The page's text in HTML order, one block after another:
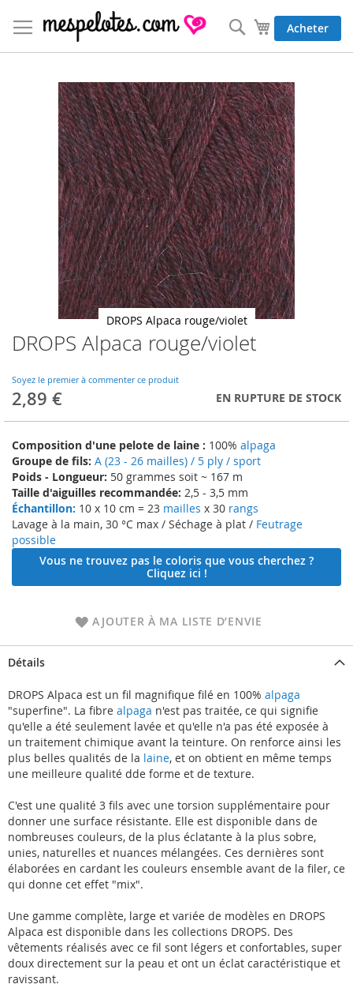
au
contenu
Mon panier
Acheter
Rechercher
DROPS Alpaca rouge/violet
Soyez le premier à commenter ce produit
2,89 € EN RUPTURE DE STOCK
Composition d'une pelote de laine : 100% alpaga
Groupe de fils: A (23 - 26 mailles) / 5 ply / sport
Poids - Longueur: 50 grammes soit ~ 167 m
Taille d'aiguilles recommandée: 2,5 - 3,5 mm
Échantillon: 10 x 10 cm = 23 mailles x 30 rangs
Lavage à la main, 30 °C max / Séchage à plat / Feutrage
possible
Vous ne trouvez pas le coloris que vous cherchez ?
Cliquez ici !
AJOUTER À MA LISTE D’ENVIE
DROPS Alpaca rouge/violet
Skip
to
beginning
of
the
gallery
Détails
DROPS Alpaca est un fil magnifique filé en 100% alpaga
"superfine". La fibre alpaga n'est pas traitée, ce qui signifie
qu'elle a été seulement lavée et qu'elle n'a pas été exposée à
un traitement chimique avant la teinture. On renforce ainsi les
plus belles qualités de la laine, et on obtient en même temps
une meilleure qualité dde forme et de texture.
C'est une qualité 3 fils avec une torsion supplémentaire pour
donner une surface résistante. Elle est disponible dans de
nombreuses couleurs, de la plus éclatante à la plus sobre,
unies, naturelles et nuances mélangées. Ces dernières sont
élaborées en cardant les couleurs ensemble avant de la filer, ce
qui donne cet effet "mix".
Une gamme complète, large et variée de modèles en DROPS
Alpaca est disponible dans les collections DROPS. Des
vêtements réalisés avec ce fil sont légers et confortables, super
doux directement sur la peau et ont un éclat caractéristique et
ravissant.